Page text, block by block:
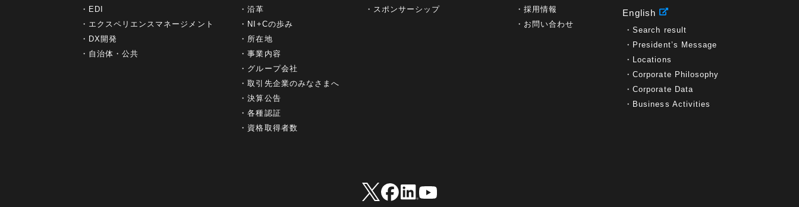
EDI
エクスペリエンスマネージメント
DX開発
自治体・公共
沿革
NI+Cの歩み
所在地
事業内容
グループ会社
取引先企業のみなさまへ
決算公告
各種認証
資格取得者数
スポンサーシップ
採用情報
お問い合わせ
English
Search result
President’s Message
Locations
Corporate Philosophy
Corporate Data
Business Activities